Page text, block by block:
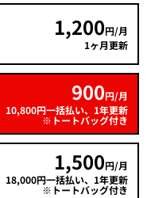
1,200円/月
1ヶ月更新
900円/月
10,800円一括払い、1年更新
※トートバッグ付き
1,500円/月
18,000円一括払い、1年更新
※トートバッグ付き